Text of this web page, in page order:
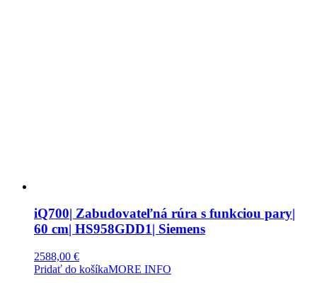
iQ700| Zabudovateľná rúra s funkciou pary|
60 cm| HS958GDD1| Siemens
2588,00 €
Pridať do košíkaMORE INFO